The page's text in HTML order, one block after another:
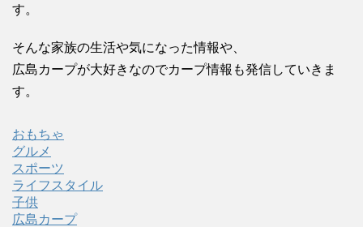
す。
そんな家族の生活や気になった情報や、
広島カープが大好きなのでカープ情報も発信していきま
す。
おもちゃ
グルメ
スポーツ
ライフスタイル
子供
広島カープ